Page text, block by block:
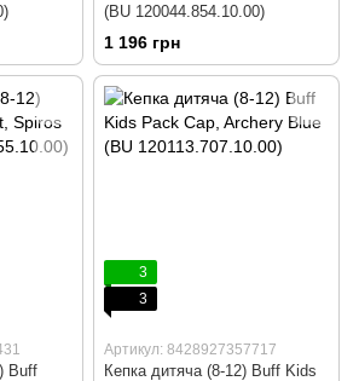
(BU 120044.854.10.00)
1 196 грн
Buff
3
3
Артикул: 8428927357717
Кепка дитяча (8-12) Buff Kids